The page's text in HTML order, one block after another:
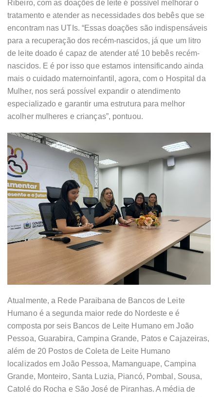
Ribeiro, com as doações de leite é possível melhorar o
tratamento e atender as necessidades dos bebês que se
encontram nas UTIs. “Essas doações são indispensáveis
para a recuperação dos recém-nascidos, já que um litro
de leite doado é capaz de atender até 10 bebês recém-
nascidos. E é por isso que estamos intensificando ainda
mais o cuidado maternoinfantil, agora, com o Hospital da
Mulher, nos será possível expandir o atendimento
especializado e garantir uma estrutura para melhor
acolher mulheres e crianças”, pontuou.
Atualmente, a Rede Paraibana de Bancos de Leite
Humano é a segunda maior rede do Nordeste e é
composta por seis Bancos de Leite Humano em João
Pessoa, Guarabira, Campina Grande, Patos e Cajazeiras,
além de 20 Postos de Coleta de Leite Humano
localizados em João Pessoa, Mamanguape, Campina
Grande, Monteiro, Santa Luzia, Piancó, Pombal, Sousa,
Catolé do Rocha e São José de Piranhas. A média de